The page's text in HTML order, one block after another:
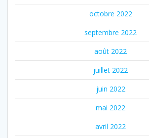
octobre 2022
septembre 2022
août 2022
juillet 2022
juin 2022
mai 2022
avril 2022